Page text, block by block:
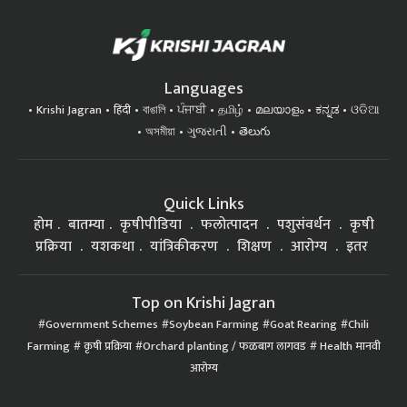
Languages
Krishi Jagran हिंदी বাঙালি ਪੰਜਾਬੀ தமிழ் മലയാളം ಕನ್ನಡ
ଓଡିଆ
অসমীয়া
ગુજરાતી తెలుగు
Quick Links
होम बातम्या कृषीपीडिया फलोत्पादन पशुसंवर्धन
कृषी
प्रक्रिया
यशकथा यांत्रिकीकरण शिक्षण आरोग्य इतर
Top on Krishi Jagran
Government Schemes Soybean Farming Goat Rearing Chili
Farming कृषी प्रक्रिया Orchard planting / फळबाग लागवड Health मानवी
आरोग्य